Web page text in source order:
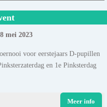
mei 2023
voor eerstejaars D-pupillen
en 1e Pinksterdag
Meer info